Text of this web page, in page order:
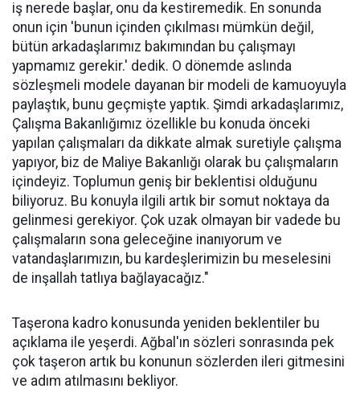
iş nerede başlar, onu da kestiremedik. En sonunda
onun için 'bunun içinden çıkılması mümkün değil,
bütün arkadaşlarımız bakımından bu çalışmayı
yapmamız gerekir.' dedik. O dönemde aslında
sözleşmeli modele dayanan bir modeli de kamuoyuyla
paylaştık, bunu geçmişte yaptık. Şimdi arkadaşlarımız,
Çalışma Bakanlığımız özellikle bu konuda önceki
yapılan çalışmaları da dikkate almak suretiyle çalışma
yapıyor, biz de Maliye Bakanlığı olarak bu çalışmaların
içindeyiz. Toplumun geniş bir beklentisi olduğunu
biliyoruz. Bu konuyla ilgili artık bir somut noktaya da
gelinmesi gerekiyor. Çok uzak olmayan bir vadede bu
çalışmaların sona geleceğine inanıyorum ve
vatandaşlarımızın, bu kardeşlerimizin bu meselesini
de inşallah tatlıya bağlayacağız."
Taşerona kadro konusunda yeniden beklentiler bu
açıklama ile yeşerdi. Ağbal'ın sözleri sonrasında pek
çok taşeron artık bu konunun sözlerden ileri gitmesini
ve adım atılmasını bekliyor.